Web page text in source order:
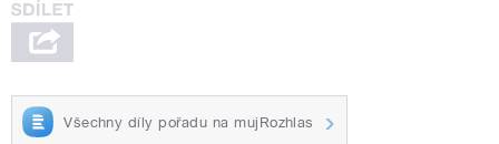
Všechny díly pořadu na mujRozhlas